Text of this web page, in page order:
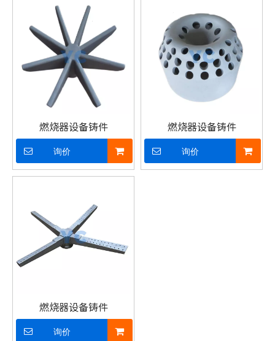
燃烧器设备铸件
询价
燃烧器设备铸件
询价
燃烧器设备铸件
询价